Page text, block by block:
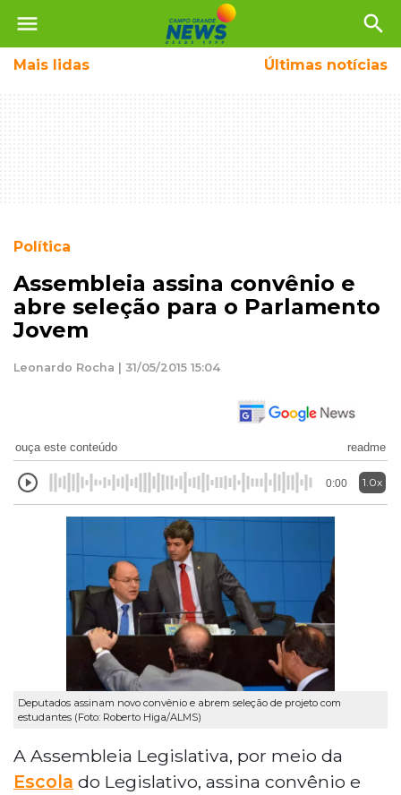
menu search
Mais lidas Últimas notícias
Política
Assembleia assina convênio e
abre seleção para o Parlamento
Jovem
Leonardo Rocha | 31/05/2015 15:04
ouça este conteúdo readme
0:00 1.0x
Deputados assinam novo convênio e abrem seleção de projeto com
estudantes (Foto: Roberto Higa/ALMS)
A Assembleia Legislativa, por meio da
Escola do Legislativo, assina convênio e